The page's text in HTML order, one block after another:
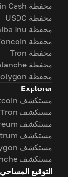
محفظة Bitcoin Cash
محفظة USDC
محفظة Shiba Inu
محفظة Toncoin
محفظة Tron
محفظة Avalanche
محفظة Polygon
Explorer
مستكشف Bitcoin
مستكشف Tron
مستكشف Ethereum
مستكشف Arbitrum
مستكشف Polygon
مستكشف Avalanche
التوقيع المساحي